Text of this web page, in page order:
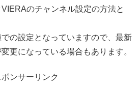
のチャンネル設定の方法と
の設定となっていますので、最新
更になっている場合もあります。
ポンサーリンク